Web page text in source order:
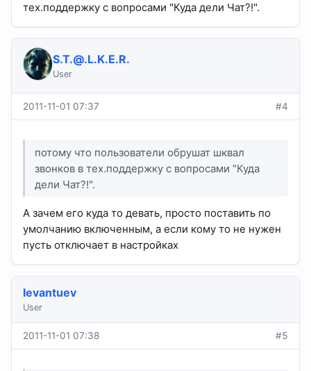
тех.поддержку с вопросами "Куда дели Чат?!".
S.T.@.L.K.E.R.
User
2011-11-01 07:37 #4
потому что пользователи обрушат шквал
звонков в тех.поддержку с вопросами "Куда
дели Чат?!".
А зачем его куда то девать, просто поставить по
умолчанию включенным, а если кому то не нужен
пусть отключает в настройках
levantuev
User
2011-11-01 07:38 #5